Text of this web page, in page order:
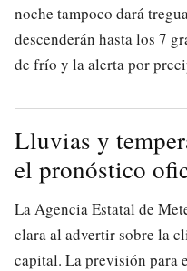
noche tampoco dará
descenderán hasta los 7
de frío y la alerta por
Lluvias y
el pronóstico
La Agencia Estatal de
clara al advertir sobre la
capital. La previsión para